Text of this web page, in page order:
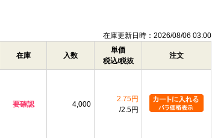
在庫更新日時：2026/08/06 03:00
在庫 入数
単価
税込/税抜
注文
要確認 4,000
2.75円
2.5円